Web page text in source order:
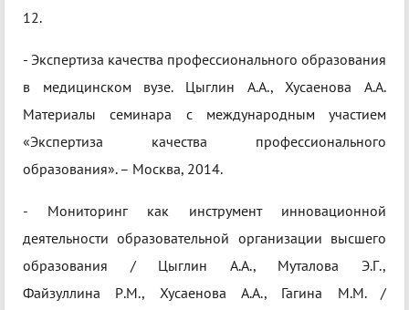
12.
- Экспертиза качества профессионального образования
в медицинском вузе. Цыглин А.А., Хусаенова А.А.
Материалы семинара с международным участием
«Экспертиза качества профессионального
образования». – Москва, 2014.
- Мониторинг как инструмент инновационной
деятельности образовательной организации высшего
образования / Цыглин А.А., Муталова Э.Г.,
Файзуллина Р.М., Хусаенова А.А., Гагина М.М. /